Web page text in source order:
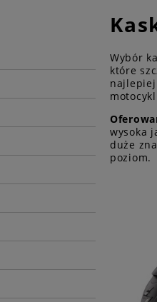
Wybór
które
wysoka
duże
poziom.